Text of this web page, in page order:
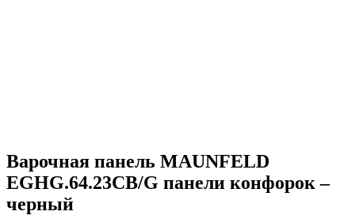
Варочная панель MAUNFELD
EGHG.64.23CB/G панели конфорок –
черный